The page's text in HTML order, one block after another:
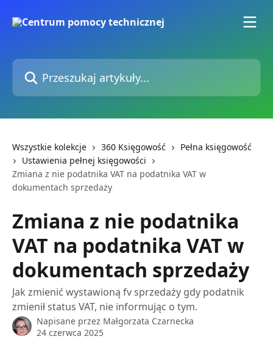
Przeszukaj artykuły...
Wszystkie kolekcje 360 Księgowość
Pełna księgowość
Ustawienia pełnej księgowości
Zmiana z nie podatnika VAT na podatnika VAT w
dokumentach sprzedaży
Zmiana z nie podatnika
VAT na podatnika VAT w
dokumentach sprzedaży
Jak zmienić wystawioną fv sprzedaży gdy podatnik
zmienił status VAT, nie informując o tym.
Napisane przez Małgorzata Czarnecka
24 czerwca 2025